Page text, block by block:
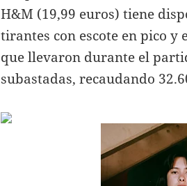
H&M (19,99 euros) tiene
tirantes con escote en pico y
que llevaron durante el
subastadas, recaudando